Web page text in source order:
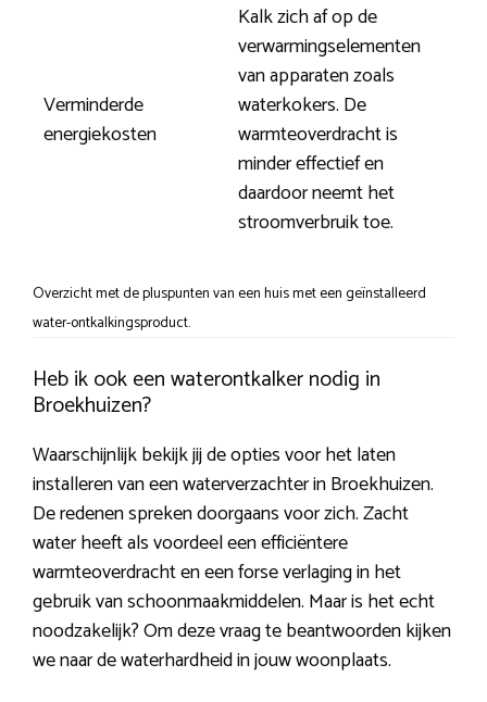
Verminderde
energiekosten
Kalk zich af op de
verwarmingselementen
van apparaten zoals
waterkokers. De
warmteoverdracht is
minder effectief en
daardoor neemt het
stroomverbruik toe.
Overzicht met de pluspunten van een huis met een geïnstalleerd
water-ontkalkingsproduct.
Heb ik ook een waterontkalker nodig in
Broekhuizen?
Waarschijnlijk bekijk jij de opties voor het laten
installeren van een waterverzachter in Broekhuizen.
De redenen spreken doorgaans voor zich. Zacht
water heeft als voordeel een efficiëntere
warmteoverdracht en een forse verlaging in het
gebruik van schoonmaakmiddelen. Maar is het echt
noodzakelijk? Om deze vraag te beantwoorden kijken
we naar de waterhardheid in jouw woonplaats.